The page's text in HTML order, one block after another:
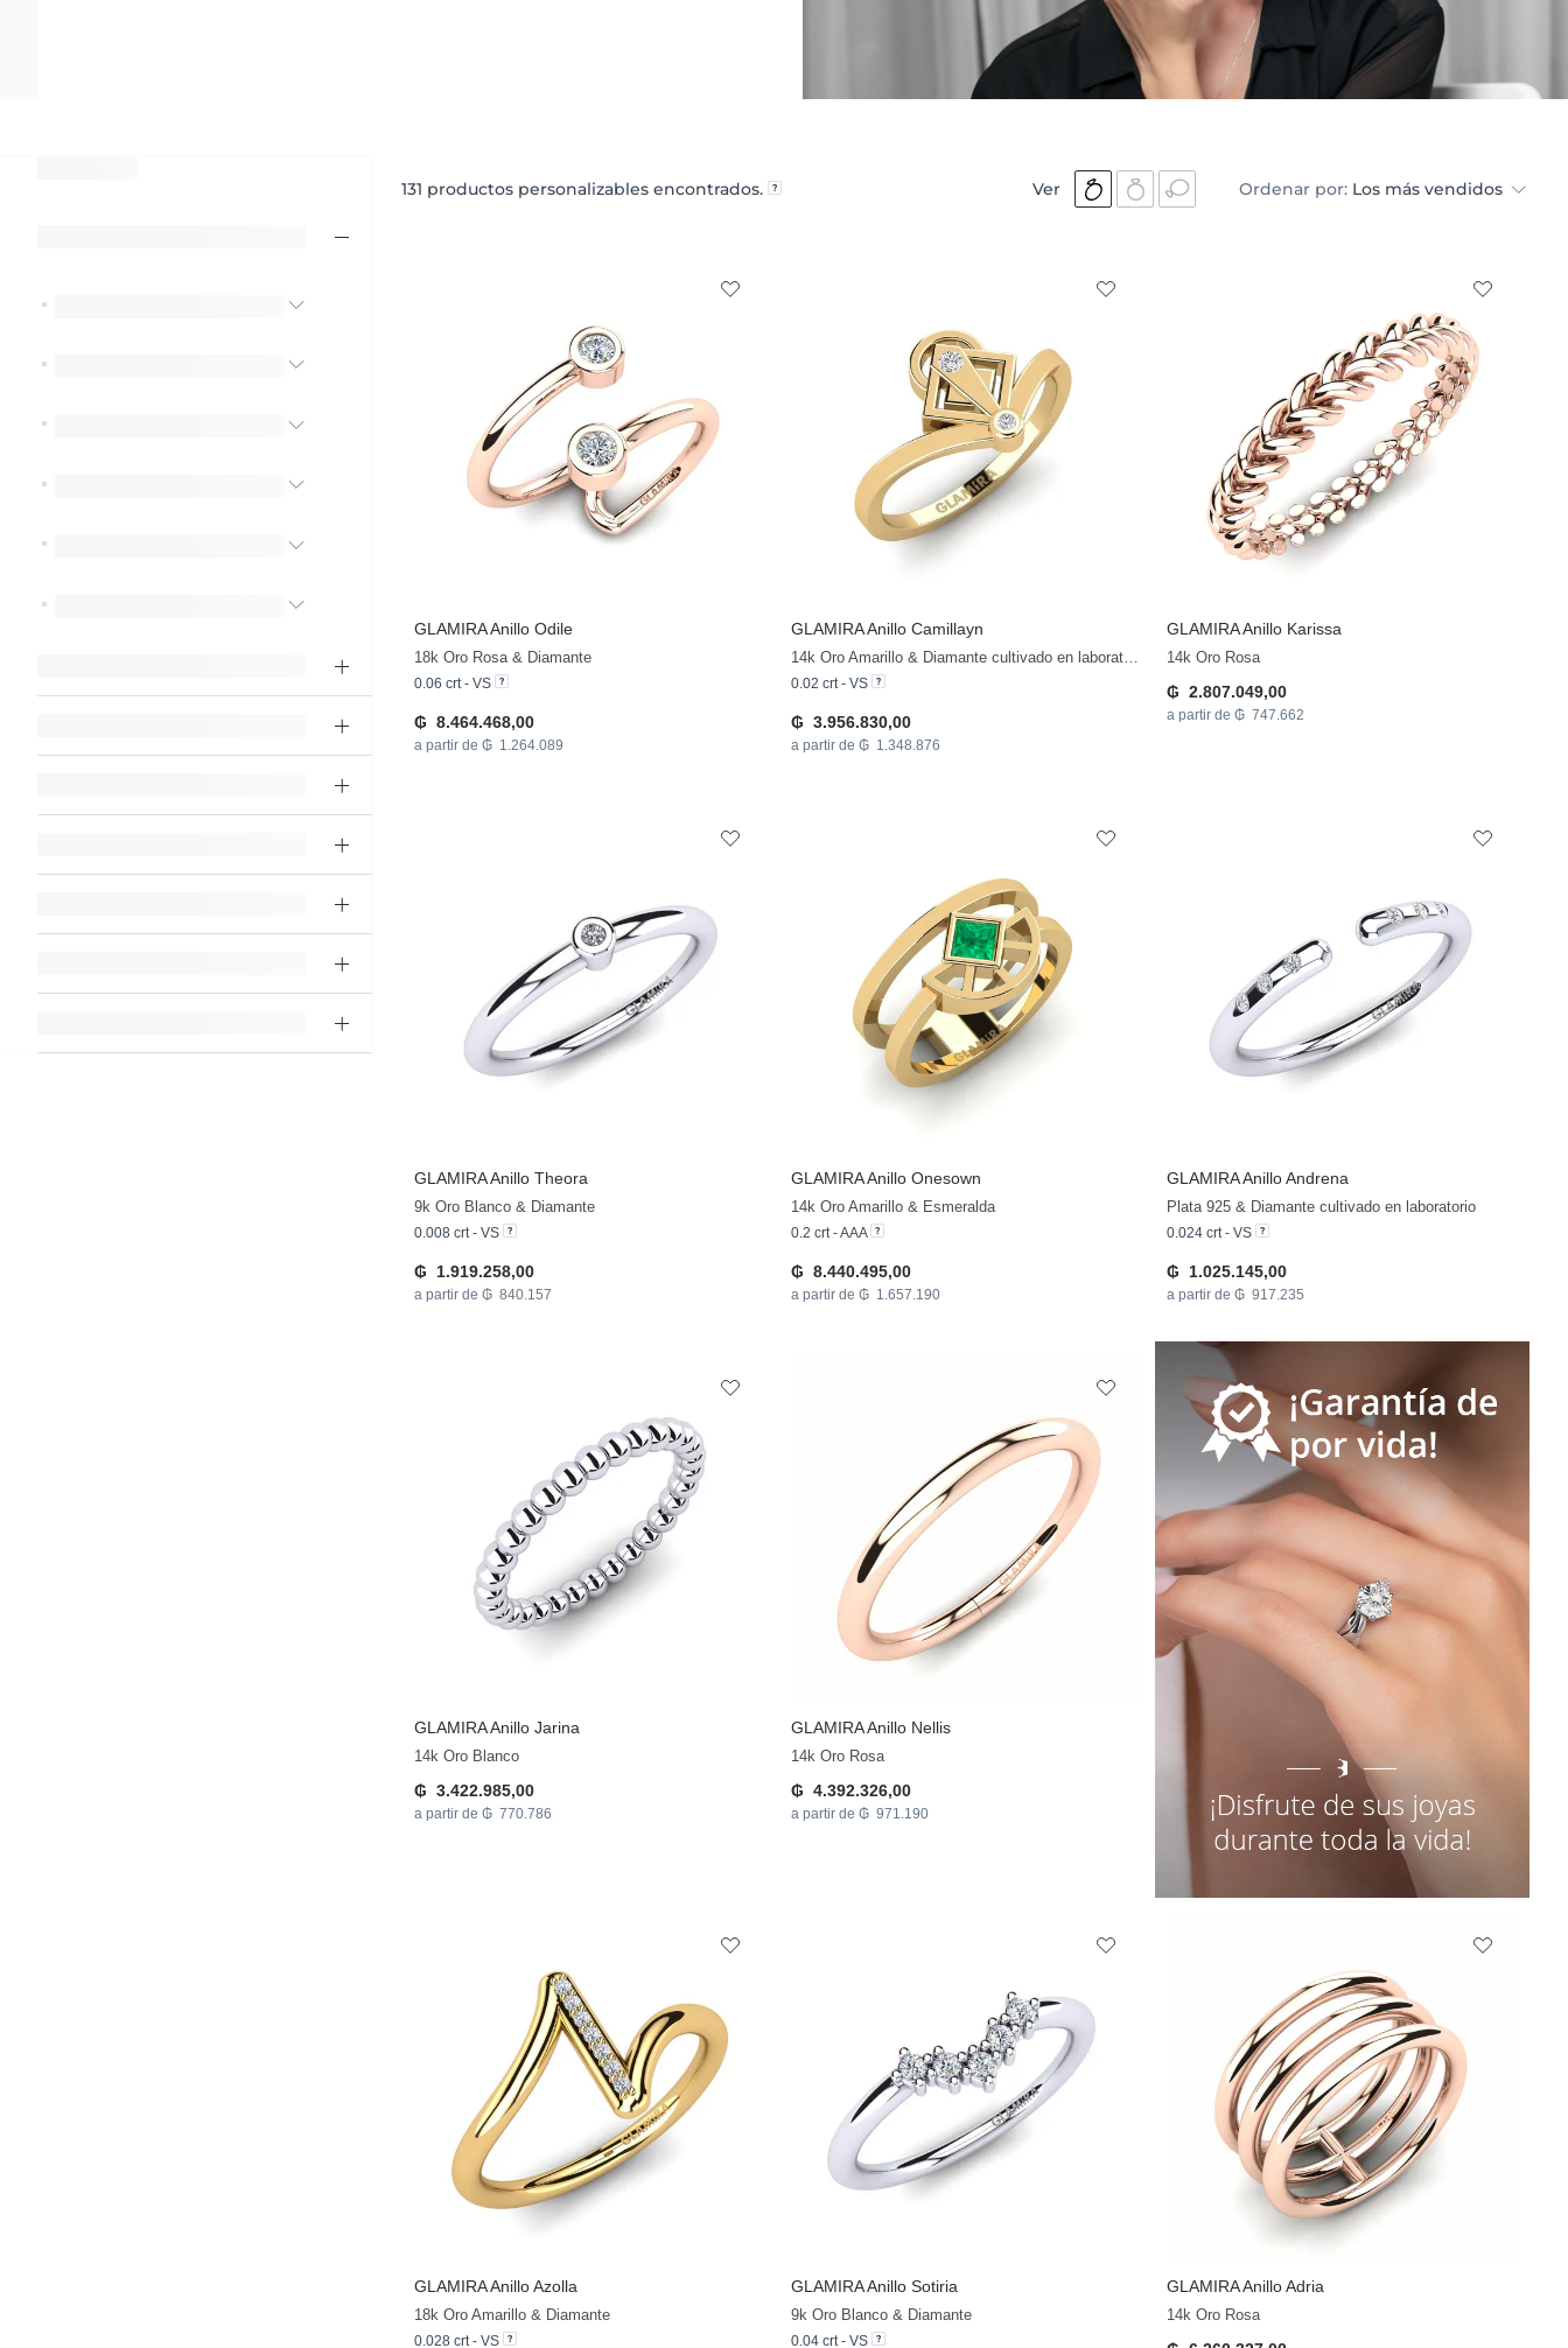
131 productos personalizables encontrados. Ver Ordenar por: Los más vendidos
GLAMIRAAnillo Odile
18k Oro Rosa & Diamante
0.06 crt - VS
₲ 8.464.468,00
a partir de ₲ 1.264.089
GLAMIRAAnillo Camillayn
14k Oro Amarillo & Diamante cultivado en laboratorio
0.02 crt - VS
₲ 3.956.830,00
a partir de ₲ 1.348.876
GLAMIRAAnillo Karissa
14k Oro Rosa
₲ 2.807.049,00
a partir de ₲ 747.662
GLAMIRAAnillo Theora
9k Oro Blanco & Diamante
0.008 crt - VS
₲ 1.919.258,00
a partir de ₲ 840.157
GLAMIRAAnillo Onesown
14k Oro Amarillo & Esmeralda
0.2 crt - AAA
₲ 8.440.495,00
a partir de ₲ 1.657.190
GLAMIRAAnillo Andrena
Plata 925 & Diamante cultivado en laboratorio
0.024 crt - VS
₲ 1.025.145,00
a partir de ₲ 917.235
GLAMIRAAnillo Jarina
14k Oro Blanco
₲ 3.422.985,00
a partir de ₲ 770.786
GLAMIRAAnillo Nellis
14k Oro Rosa
₲ 4.392.326,00
a partir de ₲ 971.190
GLAMIRAAnillo Azolla
18k Oro Amarillo & Diamante
0.028 crt - VS
GLAMIRAAnillo Sotiria
9k Oro Blanco & Diamante
0.04 crt - VS
GLAMIRAAnillo Adria
14k Oro Rosa